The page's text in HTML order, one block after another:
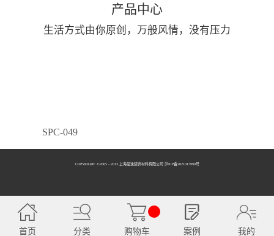
产品中心
生活方式由你原创，万般风情，没有压力
SPC-049
SPC-050
COPYRIGHT ©2005 - 2013 上海品逸装饰材料有限公司 泸ICP备2021017990号
首页 分类 购物车 案例 我的